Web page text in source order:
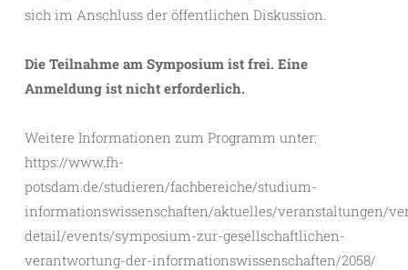
sich im Anschluss der öffentlichen Diskussion.
Die Teilnahme am Symposium ist frei. Eine
Anmeldung ist nicht erforderlich.
Weitere Informationen zum Programm unter:
https://www.fh-
potsdam.de/studieren/fachbereiche/studium-
informationswissenschaften/aktuelles/veranstaltungen/
detail/events/symposium-zur-gesellschaftlichen-
verantwortung-der-informationswissenschaften/2058/